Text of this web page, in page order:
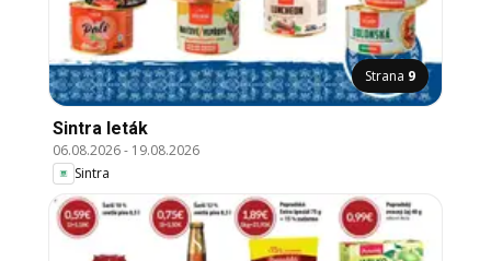
Strana 9
Sintra leták
06.08.2026- 19.08.2026
Sintra